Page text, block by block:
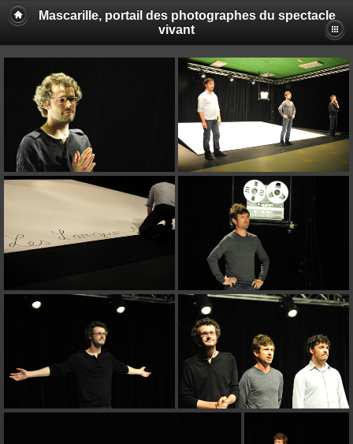
Mascarille, portail des photographes du spectacle
vivant